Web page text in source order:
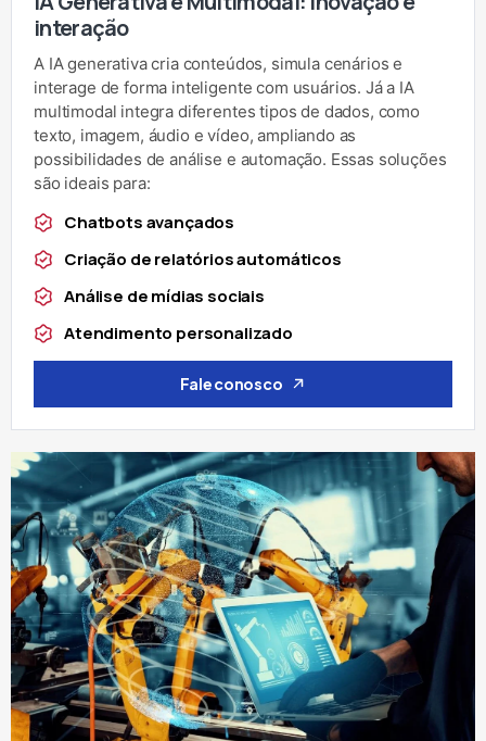
interação
A IA generativa cria conteúdos, simula cenários e
interage de forma inteligente com usuários. Já a IA
multimodal integra diferentes tipos de dados, como
texto, imagem, áudio e vídeo, ampliando as
possibilidades de análise e automação. Essas soluções
são ideais para:
Chatbots avançados
Criação de relatórios automáticos
Análise de mídias sociais
Atendimento personalizado
Fale conosco